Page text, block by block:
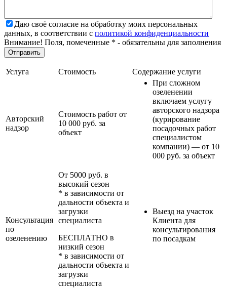
Даю своё согласие на обработку моих персональных
данных, в соответствии с политикой конфиденциальности
Внимание! Поля, помеченные * - обязательны для заполнения
Услуга Стоимость Содержание услуги
Авторский
надзор
Стоимость работ от
10 000 руб. за
объект
При сложном
озеленении
включаем услугу
авторского надзора
(курирование
посадочных работ
специалистом
компании) — от 10
000 руб. за объект
Консультация
по
озеленению
От 5000 руб. в
высокий сезон
* в зависимости от
дальности объекта и
загрузки
специалиста
БЕСПЛАТНО в
низкий сезон
* в зависимости от
дальности объекта и
загрузки
специалиста
Выезд на участок
Клиента для
консультирования
по посадкам